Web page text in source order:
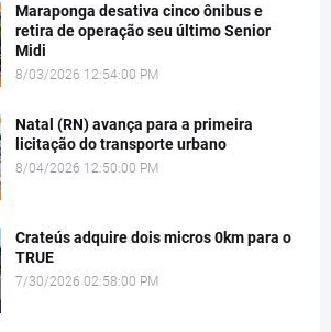
Maraponga desativa cinco ônibus e
retira de operação seu último Senior
Midi
8/03/2026 12:54:00 PM
Natal (RN) avança para a primeira
licitação do transporte urbano
8/04/2026 12:50:00 PM
Crateús adquire dois micros 0km para o
TRUE
7/30/2026 02:58:00 PM